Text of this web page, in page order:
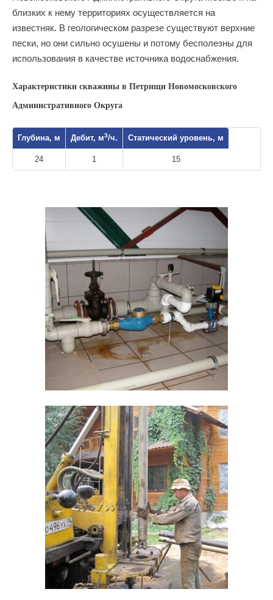
близких к нему территориях осуществляется на
известняк. В геологическом разрезе существуют верхние
пески, но они сильно осушены и потому бесполезны для
использования в качестве источника водоснабжения.
Характеристики скважины в Петрищи Новомосковского
Административного Округа
Глубина, м Дебит, м3/ч. Статический уровень, м
24 1 15